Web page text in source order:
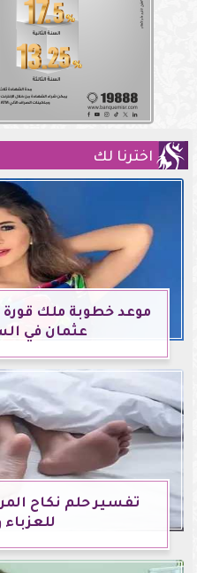
اخترنا لك
موعد خطوبة ملك
عثمان في
تفسير حلم نكاح
للعزباء